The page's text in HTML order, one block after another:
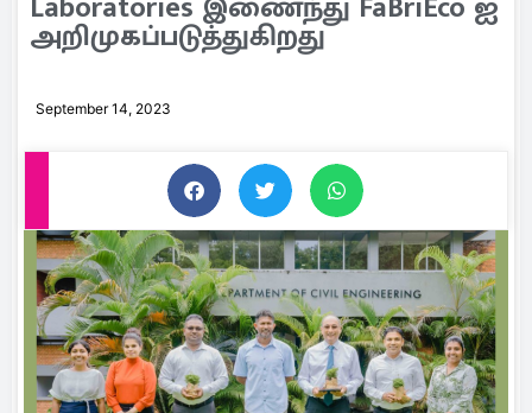
அறிமுகப்படுத்துகிறது
September 14, 2023